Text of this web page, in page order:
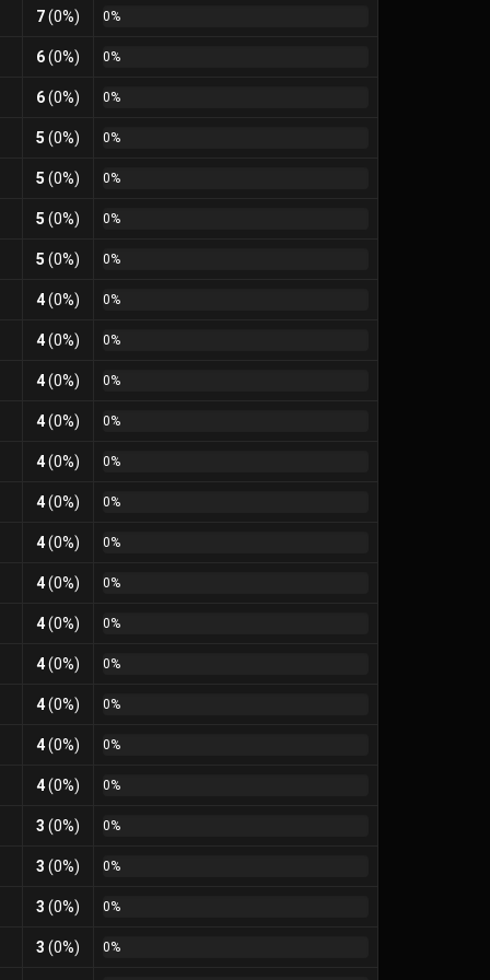
7(0%) 0%
6(0%) 0%
6(0%) 0%
5 (0%) 0%
5 (0%) 0%
5 (0%) 0%
5 (0%) 0%
4(0%) 0%
4(0%) 0%
4(0%) 0%
4(0%) 0%
4(0%) 0%
4(0%) 0%
4(0%) 0%
4(0%) 0%
4(0%) 0%
4(0%) 0%
4(0%) 0%
4(0%) 0%
4(0%) 0%
3 (0%) 0%
3 (0%) 0%
3 (0%) 0%
3 (0%) 0%